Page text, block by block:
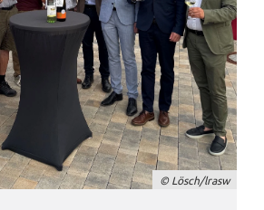
© Lösch/lrasw